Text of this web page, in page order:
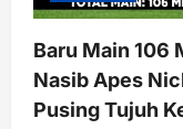
Baru Main 106
Nasib Apes
Pusing Tujuh